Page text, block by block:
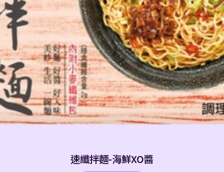
速纖拌麵-海鮮XO醬